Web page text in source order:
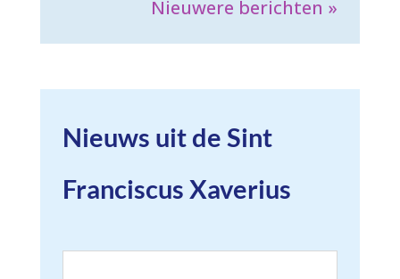
Nieuwere berichten »
Nieuws uit de Sint
Franciscus Xaverius